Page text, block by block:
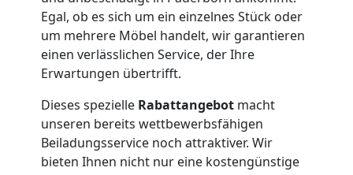
Egal, ob es sich um ein einzelnes Stück oder
um mehrere Möbel handelt, wir garantieren
einen verlässlichen Service, der Ihre
Erwartungen übertrifft.
Dieses spezielle Rabattangebot macht
unseren bereits wettbewerbsfähigen
Beiladungsservice noch attraktiver. Wir
bieten Ihnen nicht nur eine kostengünstige
Full-
Service-
Umzug
Wolfsberg